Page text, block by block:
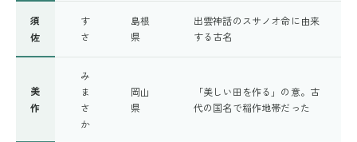
須
佐
す
さ
島根
県
出雲神話のスサノオ命に由来
する古名
美
作
み
ま
さ
か
岡山
県
「美しい田を作る」の意。古
代の国名で稲作地帯だった